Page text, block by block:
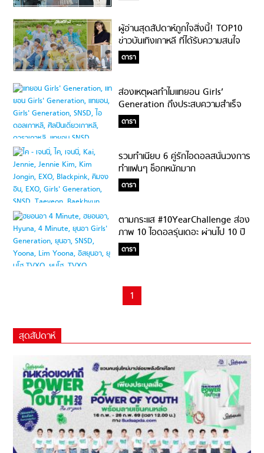
ผู้อ่านสุดสัปดาห์ถูกใจสิ่งนี้! TOP10
ข่าวบันเทิงเกาหลี ที่ได้รับความสนใจ
จากแฟนสุดสัปดาห์มากที่สุดในปี 2019
ดารา
ส่องเหตุผลทำไมแทยอน Girls’
Generation ถึงประสบความสำเร็จ
ทั้งในฐานะสมาชิกเกิร์ลกรุ๊ปและศิลปิน
เดี่ยว
ดารา
รวมทำเนียบ 6 คู่รักไอดอลสนั่นวงการ
ทำแฟนๆ ช็อกหนักมาก
ดารา
ตามกระแส #10YearChallenge ส่อง
ภาพ 10 ไอดอลรุ่นเดอะ ผ่านไป 10 ปี
เปลี่ยนไปแค่ไหนนะ?!?
ดารา
1
สุดสัปดาห์